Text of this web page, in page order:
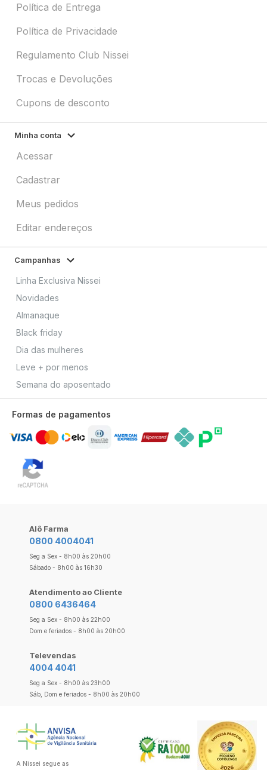
Política de Entrega
Política de Privacidade
Regulamento Club Nissei
Trocas e Devoluções
Cupons de desconto
Minha conta
Acessar
Cadastrar
Meus pedidos
Editar endereços
Campanhas
Linha Exclusiva Nissei
Novidades
Almanaque
Black friday
Dia das mulheres
Leve + por menos
Semana do aposentado
Formas de pagamentos
Alô Farma
0800 4004041
Seg a Sex - 8h00 às 20h00
Sábado - 8h00 às 16h30
Atendimento ao Cliente
0800 6436464
Seg a Sex - 8h00 às 22h00
Dom e feriados - 8h00 às 20h00
Televendas
4004 4041
Seg a Sex - 8h00 às 23h00
Sáb, Dom e feriados - 8h00 às 20h00
A Nissei segue as